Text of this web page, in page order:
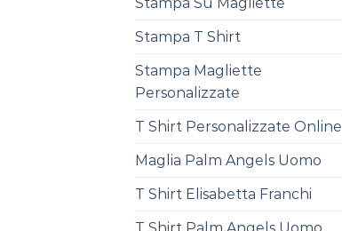
Stampa T Shirt
Stampa Magliette
Personalizzate
T Shirt Personalizzate Online
Maglia Palm Angels Uomo
T Shirt Elisabetta Franchi